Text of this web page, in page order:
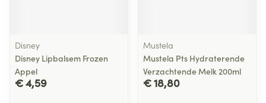
Disney
Disney Lipbalsem Frozen
Appel
€ 4,59
Mustela
Mustela Pts Hydraterende
Verzachtende Melk 200ml
€ 18,80